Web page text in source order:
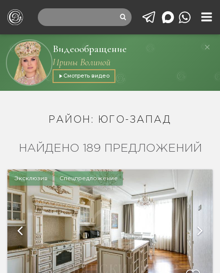
Видеообращение
Ирины Волиной
Смотреть видео
РАЙОН: ЮГО-ЗАПАД
НАЙДЕНО 189 ПРЕДЛОЖЕНИЙ
Эксклюзив Спецпредложение